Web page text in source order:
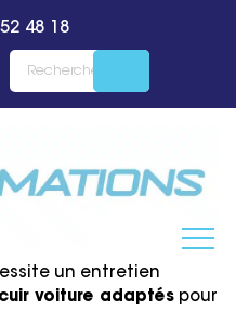
48 18
un entretien
voiture adaptés pour